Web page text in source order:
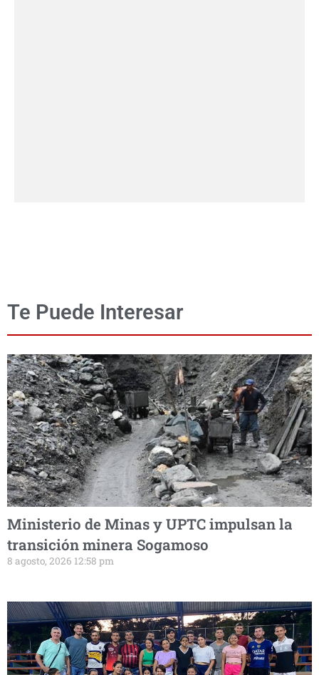
Te Puede Interesar
Ministerio de Minas y UPTC impulsan la
transición minera Sogamoso
8 agosto, 2026 12:58 pm